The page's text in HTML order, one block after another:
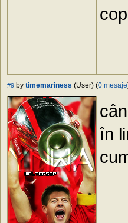
#9 by timemariness (User) (0 mesaje
în